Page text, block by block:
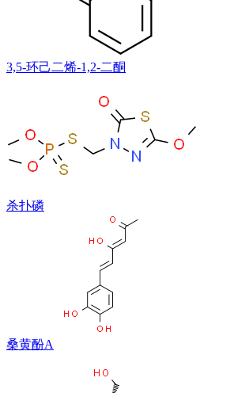
3,5-环己二烯-1,2-二酮
杀扑磷
桑黄酚A